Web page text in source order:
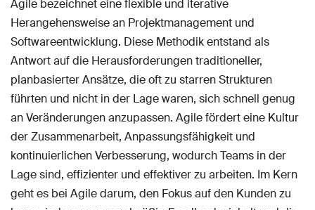
Agile bezeichnet eine flexible und iterative
Herangehensweise an Projektmanagement und
Softwareentwicklung. Diese Methodik entstand als
Antwort auf die Herausforderungen traditioneller,
planbasierter Ansätze, die oft zu starren Strukturen
führten und nicht in der Lage waren, sich schnell genug
an Veränderungen anzupassen. Agile fördert eine Kultur
der Zusammenarbeit, Anpassungsfähigkeit und
kontinuierlichen Verbesserung, wodurch Teams in der
Lage sind, effizienter und effektiver zu arbeiten. Im Kern
geht es bei Agile darum, den Fokus auf den Kunden zu